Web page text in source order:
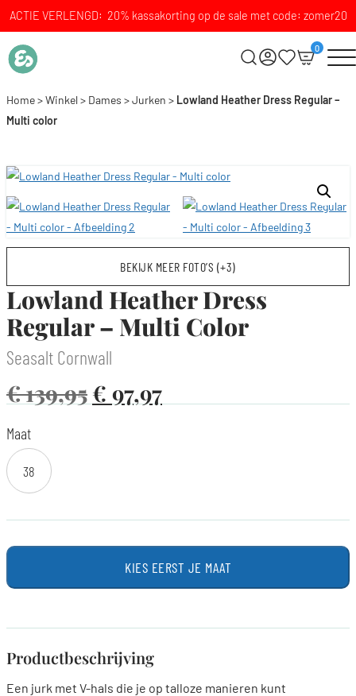
ACTIE VERLENGD: 20% kassakorting op de sale met code: zomer20
0
Home>Winkel> Dames >Jurken > Lowland Heather Dress Regular –
Multi color
BEKIJK MEER FOTO’S (+3)
Lowland Heather Dress
Regular – Multi Color
Seasalt Cornwall
€139,95€ 97,97
Maat
38
KIES EERST JE MAAT
Productbeschrijving
Een jurk met V-hals die je op talloze manieren kunt